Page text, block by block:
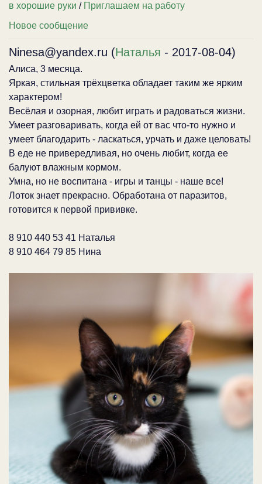
в хорошие руки / Приглашаем на работу
Новое сообщение
Ninesa@yandex.ru (Наталья - 2017-08-04)
Алиса, 3 месяца.
Яркая, стильная трёхцветка обладает таким же ярким
характером!
Весёлая и озорная, любит играть и радоваться жизни.
Умеет разговаривать, когда ей от вас что-то нужно и
умеет благодарить - ласкаться, урчать и даже целовать!
В еде не привередливая, но очень любит, когда ее
балуют влажным кормом.
Умна, но не воспитана - игры и танцы - наше все!
Лоток знает прекрасно. Обработана от паразитов,
готовится к первой прививке.
8 910 440 53 41 Наталья
8 910 464 79 85 Нина